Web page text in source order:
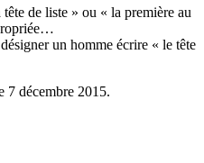
de liste » ou « la première au
un homme écrire « le tête
7 décembre 2015.